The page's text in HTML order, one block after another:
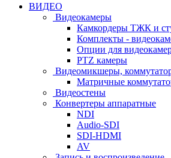
ВИДЕО
Видеокамеры
Камкордеры ТЖК и
Комплекты -
Опции для
PTZ камеры
Видеомикшеры,
Матричные
Видеостены
Конвертеры аппаратные
NDI
Audio-SDI
SDI-HDMI
AV